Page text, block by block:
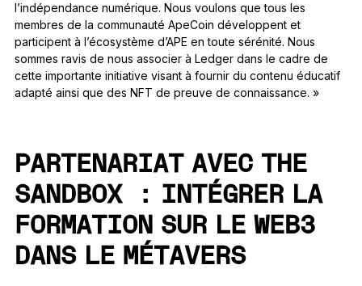
l’indépendance numérique. Nous voulons que tous les
membres de la communauté ApeCoin développent et
participent à l’écosystème d’APE en toute sérénité. Nous
sommes ravis de nous associer à Ledger dans le cadre de
cette importante initiative visant à fournir du contenu éducatif
adapté ainsi que des NFT de preuve de connaissance. »
PARTENARIAT AVEC THE
SANDBOX : INTÉGRER LA
FORMATION SUR LE WEB3
DANS LE MÉTAVERS